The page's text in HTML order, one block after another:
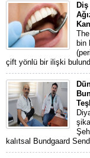
bin
çift yönlü bir ilişki
kalıtsal Bundgaard